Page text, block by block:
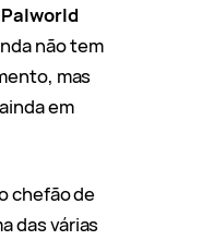
Palworld
não tem
mas
em
chefão de
das várias